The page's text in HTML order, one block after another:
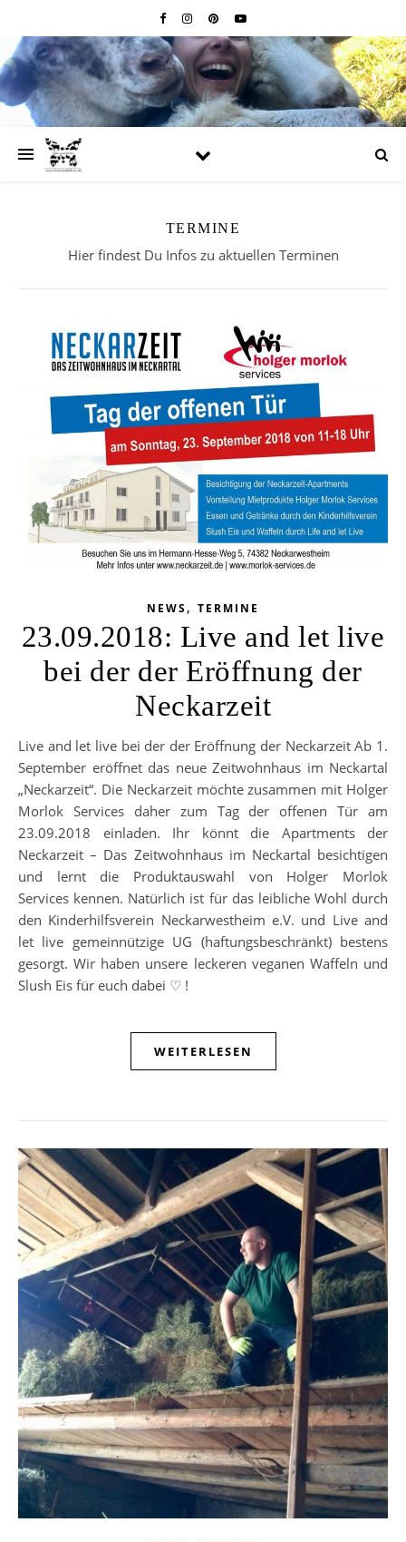
TERMINE
Hier findest Du Infos zu aktuellen Terminen
NEWS, TERMINE
23.09.2018: Live and let live
bei der der Eröffnung der
Neckarzeit
Live and let live bei der der Eröffnung der Neckarzeit Ab 1.
September eröffnet das neue Zeitwohnhaus im Neckartal
„Neckarzeit“. Die Neckarzeit möchte zusammen mit Holger
Morlok Services daher zum Tag der offenen Tür am
23.09.2018 einladen. Ihr könnt die Apartments der
Neckarzeit – Das Zeitwohnhaus im Neckartal besichtigen
und lernt die Produktauswahl von Holger Morlok
Services kennen. Natürlich ist für das leibliche Wohl durch
den Kinderhilfsverein Neckarwestheim e.V. und Live and
let live gemeinnützige UG (haftungsbeschränkt) bestens
gesorgt. Wir haben unsere leckeren veganen Waffeln und
Slush Eis für euch dabei ♡ !
WEITERLESEN